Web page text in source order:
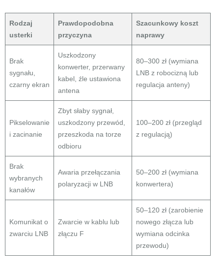
Rodzaj
usterki
Prawdopodobna
przyczyna
Szacunkowy koszt
naprawy
Brak
sygnału,
czarny ekran
Uszkodzony
konwerter, przerwany
kabel, źle ustawiona
antena
80–300 zł (wymiana
LNB z robocizną lub
regulacja anteny)
Pikselowanie
i zacinanie
Zbyt słaby sygnał,
uszkodzony przewód,
przeszkoda na torze
odbioru
100–200 zł (przegląd
z regulacją)
Brak
wybranych
kanałów
Awaria przełączania
polaryzacji w LNB
50–200 zł (wymiana
konwertera)
Komunikat o
zwarciu LNB
Zwarcie w kablu lub
złączu F
50–120 zł (zarobienie
nowego złącza lub
wymiana odcinka
przewodu)